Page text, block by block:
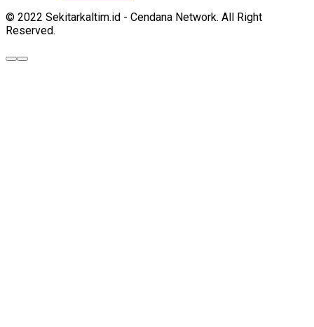
© 2022 Sekitarkaltim.id - Cendana Network. All Right
Reserved.